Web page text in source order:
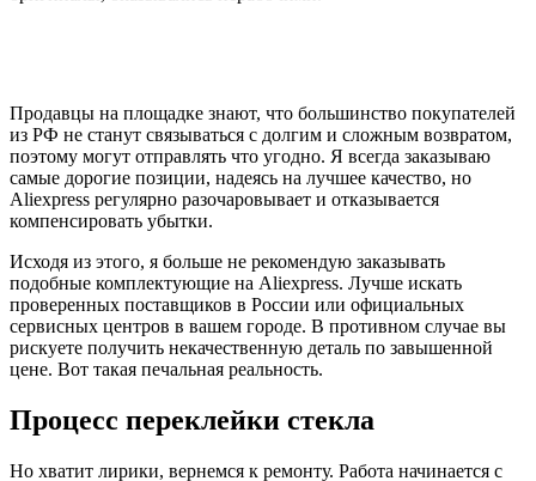
Продавцы на площадке знают, что большинство покупателей
из РФ не станут связываться с долгим и сложным возвратом,
поэтому могут отправлять что угодно. Я всегда заказываю
самые дорогие позиции, надеясь на лучшее качество, но
Aliexpress регулярно разочаровывает и отказывается
компенсировать убытки.
Исходя из этого, я больше не рекомендую заказывать
подобные комплектующие на Aliexpress. Лучше искать
проверенных поставщиков в России или официальных
сервисных центров в вашем городе. В противном случае вы
рискуете получить некачественную деталь по завышенной
цене. Вот такая печальная реальность.
Процесс переклейки стекла
Но хватит лирики, вернемся к ремонту. Работа начинается с